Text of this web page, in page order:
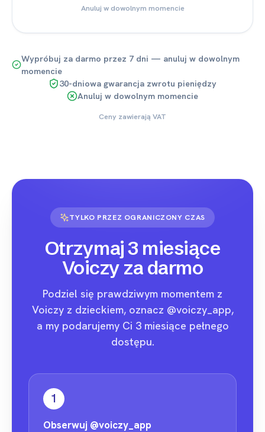
Anuluj w dowolnym momencie
Wypróbuj za darmo przez 7 dni — anuluj w dowolnym
momencie
30-dniowa gwarancja zwrotu pieniędzy
Anuluj w dowolnym momencie
Ceny zawierają VAT
TYLKO PRZEZ OGRANICZONY CZAS
Otrzymaj 3 miesiące
Voiczy za darmo
Podziel się prawdziwym momentem z
Voiczy z dzieckiem, oznacz @voiczy_app,
a my podarujemy Ci 3 miesiące pełnego
dostępu.
1
Obserwuj @voiczy_app